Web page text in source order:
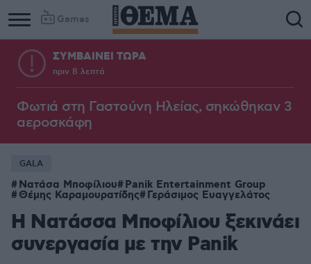
Games
ΣΥΜΒΑΙΝΕΙ ΤΩΡΑ
πριν 8 λεπτά
Φωτιά στη Γαστούνη Ηλείας, σηκώθηκαν 3
αεροσκάφη
GALA
Νατάσα Μποφίλιου Panik Entertainment Group
Θέμης Καραμουρατίδης Γεράσιμος Ευαγγελάτος
H Νατάσσα Μποφίλιου ξεκινάει
συνεργασία με την Panik